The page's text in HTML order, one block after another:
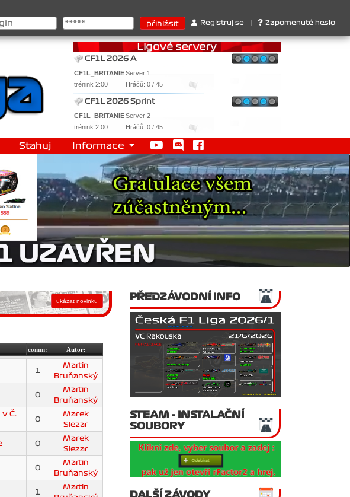
konstruktérů : 1. Ferrari . 2. Williams , 3. RedBull ..... SprintCup - 1. Jan
Registruj se Zapomenuté heslo
CF1L 2026 A
CF1L_BRITANIEServer 1
trénink 2:00
Hráčů: 0 / 45
CF1L 2026 Sprint
CF1L_BRITANIEServer 2
trénink 2:00
Hráčů: 0 / 45
Stahuj Informace
comm: Autor:
1
Martin
Bruňanský
0
Martin
Bruňanský
Č.
0
Marek
Slezar
0
Marek
Slezar
0
Martin
Bruňanský
1
Martin
PŘEDZÁVODNÍ INFO
STEAM - INSTALAČNÍ
SOUBORY
DALŠÍ ZÁVODY